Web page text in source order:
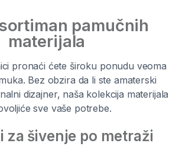
pamučnih
materijala
pronaći ćete široku ponudu veoma
Bez obzira da li ste amaterski
dizajner, naša kolekcija materijala
sve vaše potrebe.
za šivenje po metraži